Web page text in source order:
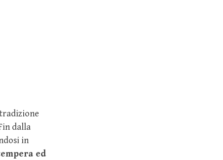
dalla
in
ed